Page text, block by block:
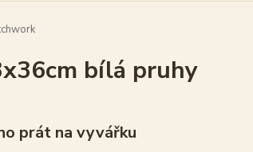
bílá pruhy
prát na vyvářku